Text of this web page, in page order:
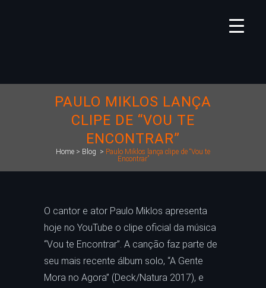
PAULO MIKLOS LANÇA
CLIPE DE “VOU TE
ENCONTRAR”
Home > Blog > Paulo Miklos lança clipe de “Vou te
Encontrar”
O cantor e ator Paulo Miklos apresenta
hoje no YouTube o clipe oficial da música
“Vou te Encontrar”. A canção faz parte de
seu mais recente álbum solo, “A Gente
Mora no Agora” (Deck/Natura 2017), e